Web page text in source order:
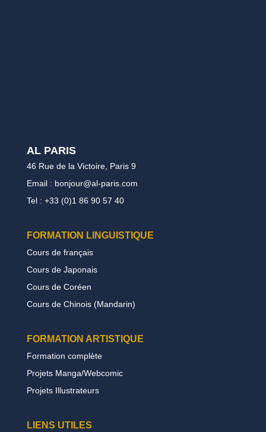
AL PARIS
46 Rue de la Victoire, Paris 9
Email : bonjour@al-paris.com
Tel : +33 (0)1 86 90 57 40
FORMATION LINGUISTIQUE
Cours de français
Cours de Japonais
Cours de Coréen
Cours de Chinois (Mandarin)
FORMATION ARTISTIQUE
Formation complète
Projets Manga/Webcomic
Projets Illustrateurs
LIENS UTILES